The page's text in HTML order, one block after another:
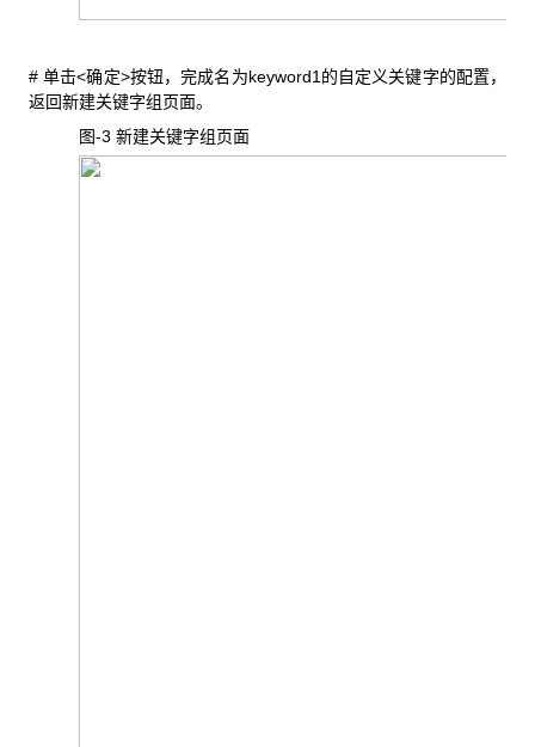
#单击<确定>按钮，完成名为keyword1的自定义关键字的配置，
返回新建关键字组页面。
图-3 新建关键字组页面